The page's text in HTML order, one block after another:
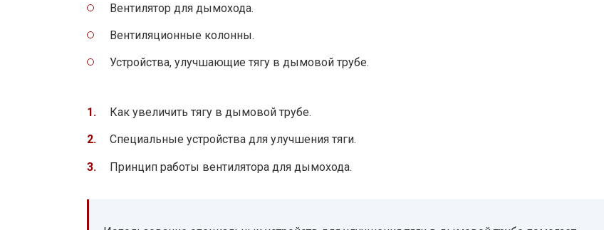
Вентилятор для дымохода.
Вентиляционные колонны.
Устройства, улучшающие тягу в дымовой трубе.
Как увеличить тягу в дымовой трубе.
Специальные устройства для улучшения тяги.
Принцип работы вентилятора для дымохода.